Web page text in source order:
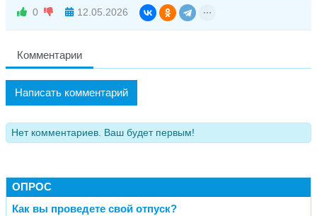
0 12.05.2026
Комментарии
Написать комментарий
Нет комментариев. Ваш будет первым!
ОПРОС
Как вы проведете свой отпуск?